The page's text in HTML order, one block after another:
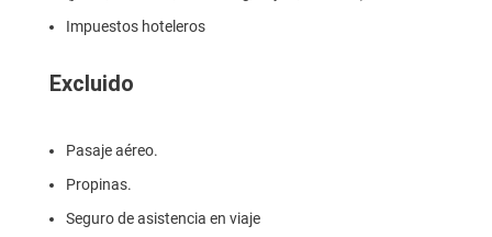
Impuestos hoteleros
Excluido
Pasaje aéreo.
Propinas.
Seguro de asistencia en viaje